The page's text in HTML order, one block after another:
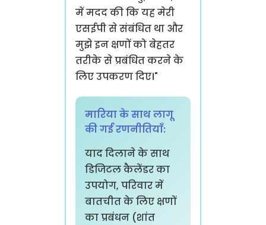
में मदद की कि यह मेरी
एसईपी से संबंधित था और
मुझे इन क्षणों को बेहतर
तरीके से प्रबंधित करने के
लिए उपकरण दिए।"
मारिया के साथ लागू
की गई रणनीतियाँ:
याद दिलाने के साथ
डिजिटल कैलेंडर का
उपयोग, परिवार में
बातचीत के लिए क्षणों
का प्रबंधन (शांत